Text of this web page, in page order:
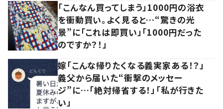
「こんなん買ってしまう」1000円の浴衣
を衝動買い。よく見ると…“驚きの光
景”に「これは即買い」「1000円だった
のですか？！」
嫁「こんな帰りたくなる義実家ある！？」
義父から届いた“衝撃のメッセー
ジ”に…「絶対帰省する！」「私が行きた
い」